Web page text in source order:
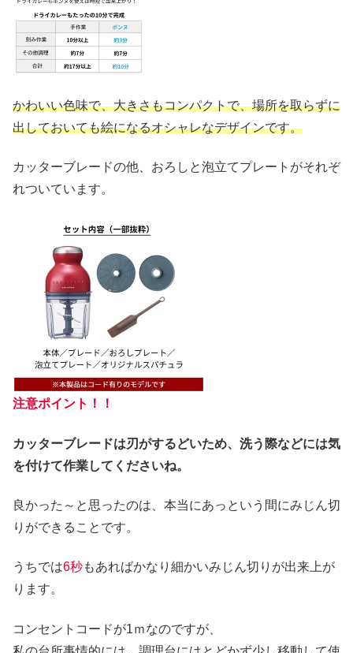
かわいい色味で、大きさもコンパクトで、場所を取らずに
出しておいても絵になるオシャレなデザインです。
カッターブレードの他、おろしと泡立てプレートがそれぞ
れついています。
注意ポイント！！
カッターブレードは刃がするどいため、洗う際などには気
を付けて作業してくださいね。
良かった～と思ったのは、本当にあっという間にみじん切
りができることです。
うちでは6秒もあればかなり細かいみじん切りが出来上が
ります。
コンセントコードが1ｍなのですが、